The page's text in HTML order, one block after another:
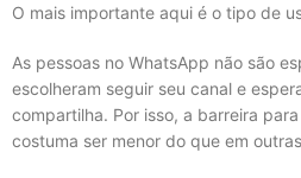
O mais importante aqui é o tipo de
As pessoas no WhatsApp não são
escolheram seguir seu canal e
compartilha. Por isso, a barreira
costuma ser menor do que em